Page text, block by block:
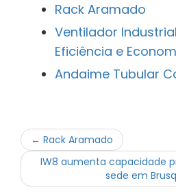
Rack Aramado
Ventilador
Eficiência e
Andaime Tubular
← Rack Aramado
IW8 aumenta capacidade
sede em